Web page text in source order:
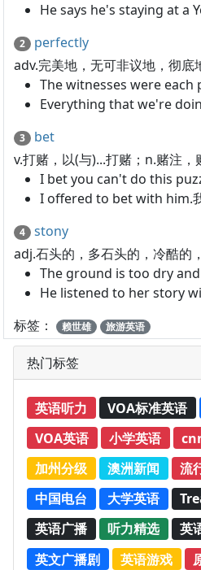
He says he's staying at a
2
perfectly
adv.完美地，无可非议地，彻底
The witnesses were each
Everything that we're
3
bet
v.打赌，以(与)...打赌；n.赌注，
I bet you can't do this
I offered to bet with him.我
4
stony
adj.石头的，多石头的，冷酷的
The ground is too dry and
He listened to her story
标签：
赖世雄 旅游英语
热门标签
英语听力 VOA标准英语
VOA英语
小学英语
加州分级
澳洲新闻 流
中国电台
大学英语
英语广播
听力精选 英
英文广播剧
英语游戏